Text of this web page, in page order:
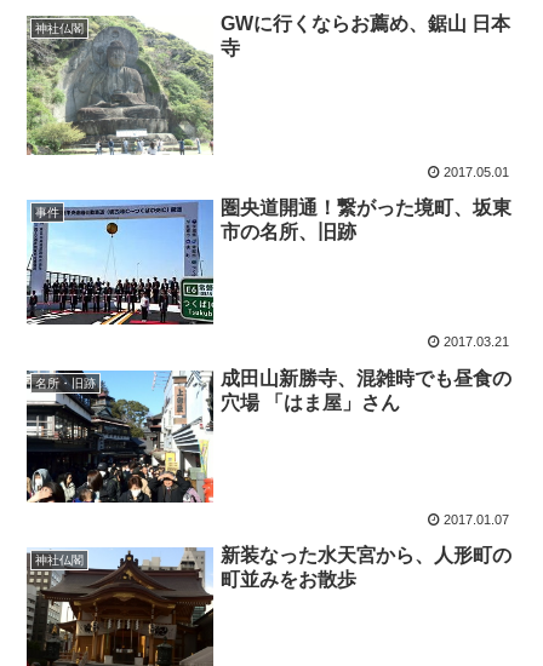
神社仏閣
GWに行くならお薦め、鋸山 日本
寺
2017.05.01
事件
圏央道開通！繋がった境町、坂東
市の名所、旧跡
2017.03.21
名所・旧跡
成田山新勝寺、混雑時でも昼食の
穴場 「はま屋」さん
2017.01.07
神社仏閣
新装なった水天宮から、人形町の
町並みをお散歩